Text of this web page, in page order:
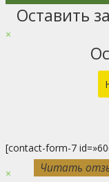
Читать
Читать
Читать
Читать
Читать
Читать
Читать
Читать
Читать
Читать
GoОставить
×
[contact-form-7
×